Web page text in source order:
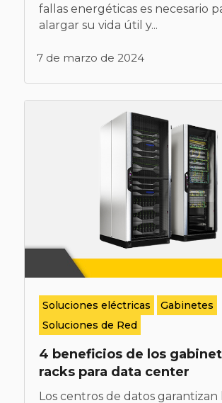
fallas energéticas es necesario
alargar su vida útil y...
7 de marzo de 2024
Soluciones eléctricas
Gabinetes
Soluciones de Red
4 beneficios de los
racks para data center
Los centros de datos garantizan